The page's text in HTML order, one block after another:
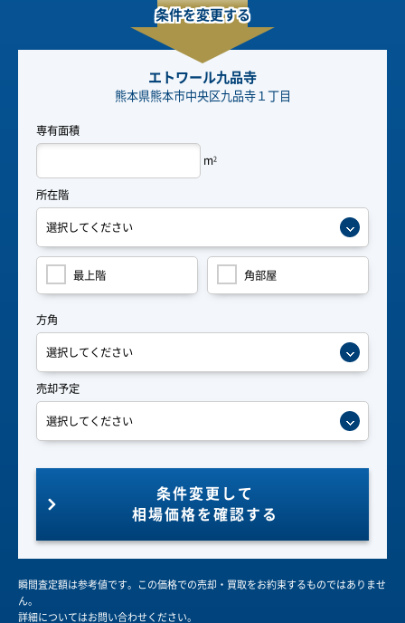
条件を変更する
エトワール九品寺
熊本県熊本市中央区九品寺１丁目
専有面積
m2
所在階
最上階 角部屋
方角
売却予定
条件変更して
相場価格を確認する
瞬間査定額は参考値です。この価格での売却・買取をお約束するものではありませ
ん。
詳細についてはお問い合わせください。